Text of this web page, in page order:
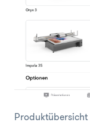
Produktübersicht